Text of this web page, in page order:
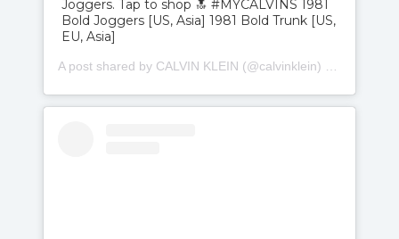
Joggers. Tap to shop 🔝 #MYCALVINS 1981
Bold Joggers [US, Asia] 1981 Bold Trunk [US,
EU, Asia]